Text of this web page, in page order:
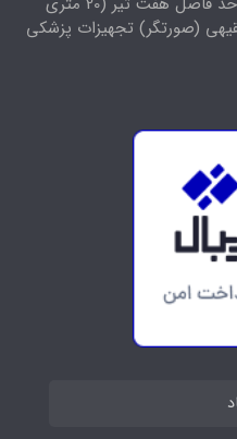
(صورتگر) تجهیزات پزشکی